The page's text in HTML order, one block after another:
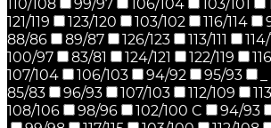
110/108
99/97 106/104 103/101
121/119
123/120 103/102 116/114
88/86
89/87 126/123 113/111
100/97
83/81 124/121 122/119
107/104
106/103 94/92 95/93
85/83
96/93 107/103 112/109
108/106
98/96 102/100 C 94/93